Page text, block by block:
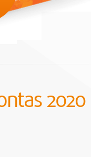
2020